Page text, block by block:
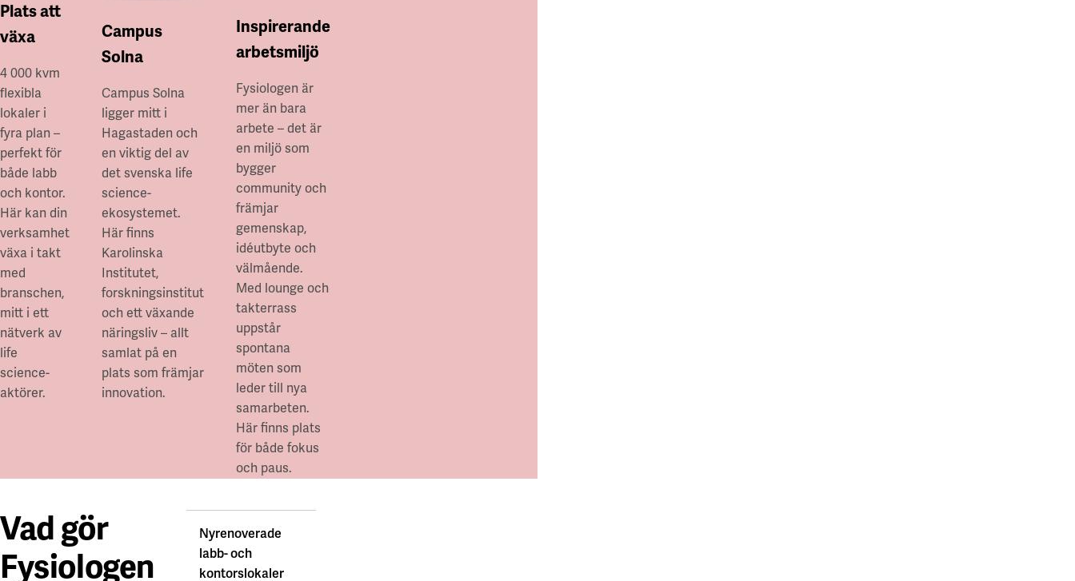
Plats att
växa
4 000 kvm
flexibla
lokaler i
fyra plan –
perfekt för
både labb
och kontor.
Här kan din
verksamhet
växa i takt
med
branschen,
mitt i ett
nätverk av
life
science-
aktörer.
Campus
Solna
Campus Solna
ligger mitt i
Hagastaden och
en viktig del av
det svenska life
science-
ekosystemet.
Här finns
Karolinska
Institutet,
forskningsinstitut
och ett växande
näringsliv – allt
samlat på en
plats som främjar
innovation.
Inspirerande
arbetsmiljö
Fysiologen är
mer än bara
arbete – det är
en miljö som
bygger
community och
främjar
gemenskap,
idéutbyte och
välmående.
Med lounge och
takterrass
uppstår
spontana
möten som
leder till nya
samarbeten.
Här finns plats
för både fokus
och paus.
Vad gör
Fysiologen
Nyrenoverade
labb- och
kontorslokaler